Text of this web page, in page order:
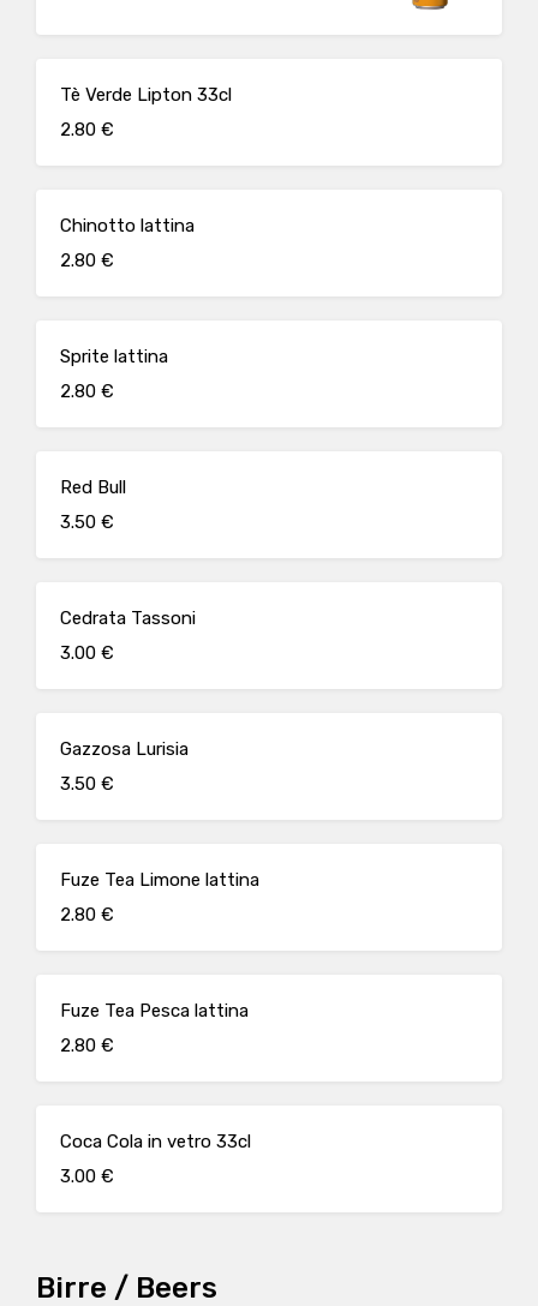
Tè Verde Lipton 33cl
2.80 €
Chinotto lattina
2.80 €
Sprite lattina
2.80 €
Red Bull
3.50 €
Cedrata Tassoni
3.00 €
Gazzosa Lurisia
3.50 €
Fuze Tea Limone lattina
2.80 €
Fuze Tea Pesca lattina
2.80 €
Coca Cola in vetro 33cl
3.00 €
Birre / Beers